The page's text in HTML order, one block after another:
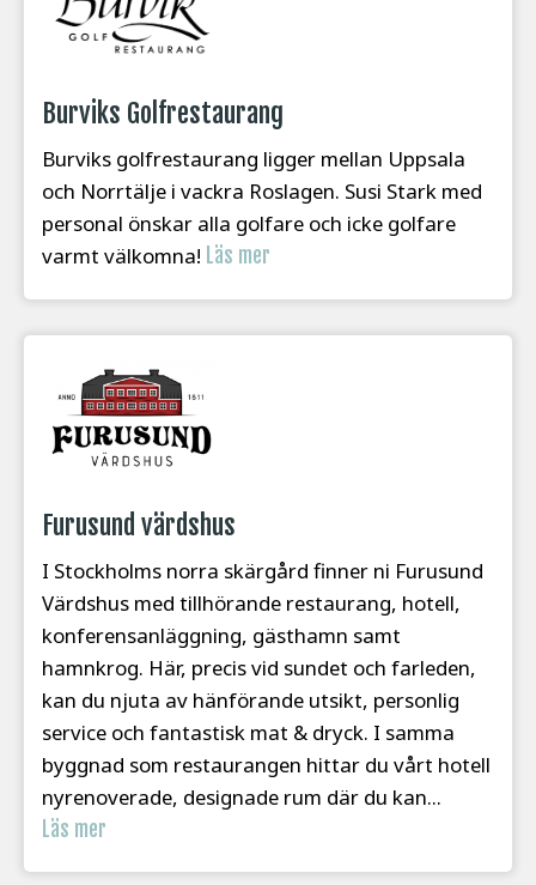
Burviks Golfrestaurang
Burviks golfrestaurang ligger mellan Uppsala
och Norrtälje i vackra Roslagen. Susi Stark med
personal önskar alla golfare och icke golfare
varmt välkomna! Läs mer
Furusund värdshus
I Stockholms norra skärgård finner ni Furusund
Värdshus med tillhörande restaurang, hotell,
konferensanläggning, gästhamn samt
hamnkrog. Här, precis vid sundet och farleden,
kan du njuta av hänförande utsikt, personlig
service och fantastisk mat & dryck. I samma
byggnad som restaurangen hittar du vårt hotell
nyrenoverade, designade rum där du kan...
Läs mer